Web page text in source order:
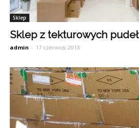
Sklep
Sklep z tekturowych pudeł
admin - 17 czerwca, 2013